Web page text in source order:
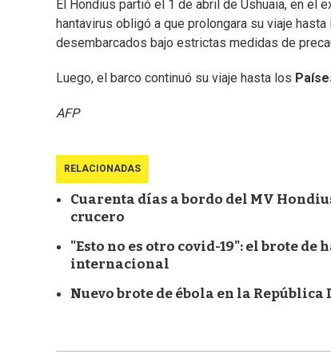
El Hondius partió el 1 de abril de Ushuaia, en el
hantavirus obligó a que prolongara su viaje
desembarcados bajo estrictas medidas de
Luego, el barco continuó su viaje hasta los
AFP
RELACIONADAS
Cuarenta días a bordo del MV
crucero
"Esto no es otro covid-19": el brote
internacional
Nuevo brote de ébola en la